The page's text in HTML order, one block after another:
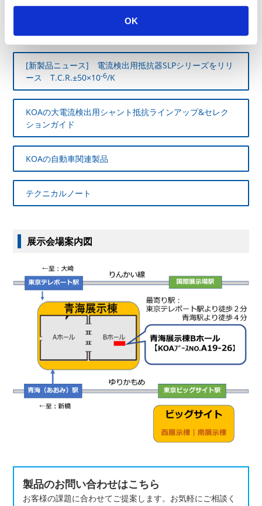
OK
•関連ページのご案内
[新製品ニュース] 電流検出用抵抗器SLPシリーズをリリ
ース T.C.R.±50×10-6/K
KOAの大電流検出用シャント抵抗ラインアップ&セレク
ションガイド
KOAの自動車関連製品
テクニカルノート
展示会場案内図
製品のお問い合わせはこちら
お客様の課題に合わせてご提案します。お気軽にご相談く